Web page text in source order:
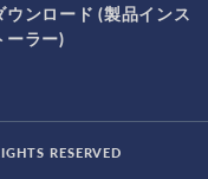
ウンロード (製品インス
ーラー)
RESERVED